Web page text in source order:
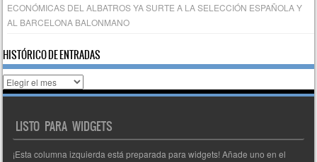
ECONÓMICAS DEL ALBATROS YA SURTE A LA SELECCIÓN ESPAÑOLA Y
AL BARCELONA BALONMANO
HISTÓRICO DE ENTRADAS
Histórico
de
LISTO PARA WIDGETS
¡Esta columna izquierda está preparada para widgets! Añade uno en el